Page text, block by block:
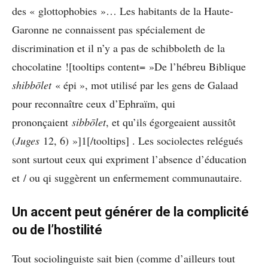
des « glottophobies »… Les habitants de la Haute-
Garonne ne connaissent pas spécialement de
discrimination et il n’y a pas de schibboleth de la
chocolatine ![tooltips content= »De l’hébreu Biblique
shibbolet« épi », mot utilisé par les gens de Galaad
pour reconnaître ceux d’Ephraïm, qui
prononçaient sibbolet, et qu’ils égorgeaient aussitôt
(Juges 12, 6) »]1[/tooltips] . Les sociolectes relégués
sont surtout ceux qui expriment l’absence d’éducation
et / ou qi suggèrent un enfermement communautaire.
Un accent peut générer de la complicité
ou de l’hostilité
Tout sociolinguiste sait bien (comme d’ailleurs tout